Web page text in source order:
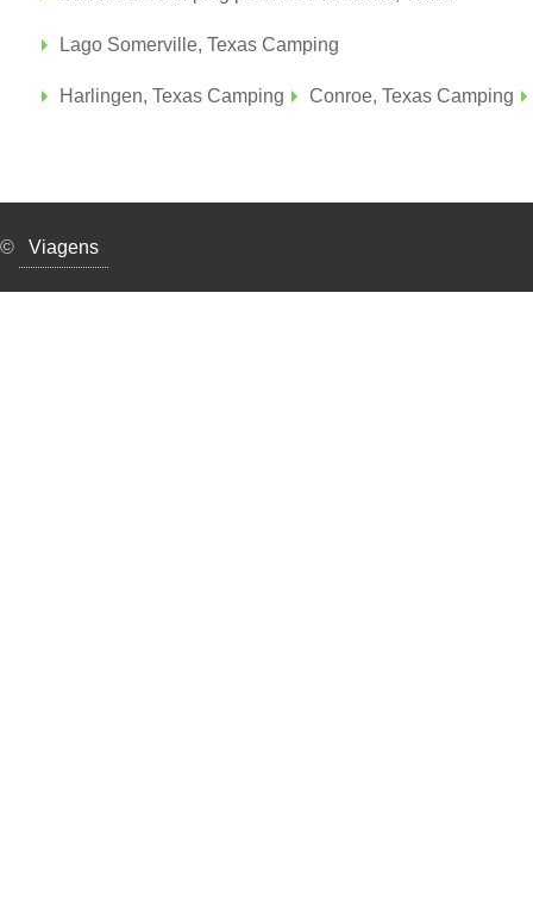
Lago Somerville, Texas Camping
Harlingen, Texas Camping Conroe, Texas Camping
© Viagens